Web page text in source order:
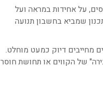
על אחידות במראה ועל
שמביא בחשבון תנועה
מחייבים דיוק כמעט מוחלט.
של הקווים או תחושת חוסר